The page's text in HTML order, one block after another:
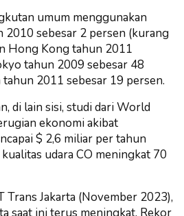
umum menggunakan
2010 sebesar 2 persen (kurang
Hong Kong tahun 2011
tahun 2009 sebesar 48
2011 sebesar 19 persen.
di lain sisi, studi dari World
ekonomi akibat
$ 2,6 miliar per tahun
udara CO meningkat 70
Trans Jakarta (November 2023),